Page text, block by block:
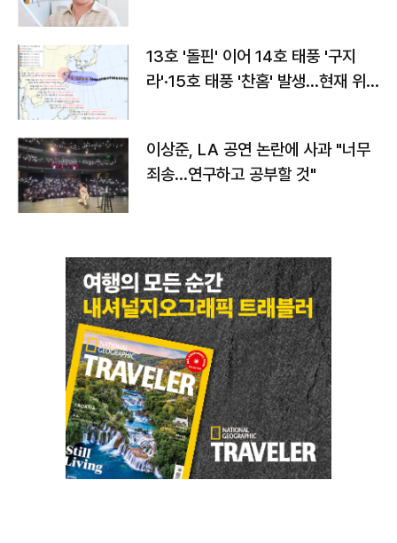
13호 '돌핀' 이어 14호 태풍 '구지
라'·15호 태풍 '찬홈' 발생…현재 위
이상준, LA 공연 논란에 사과 "너무
죄송…연구하고 공부할 것"